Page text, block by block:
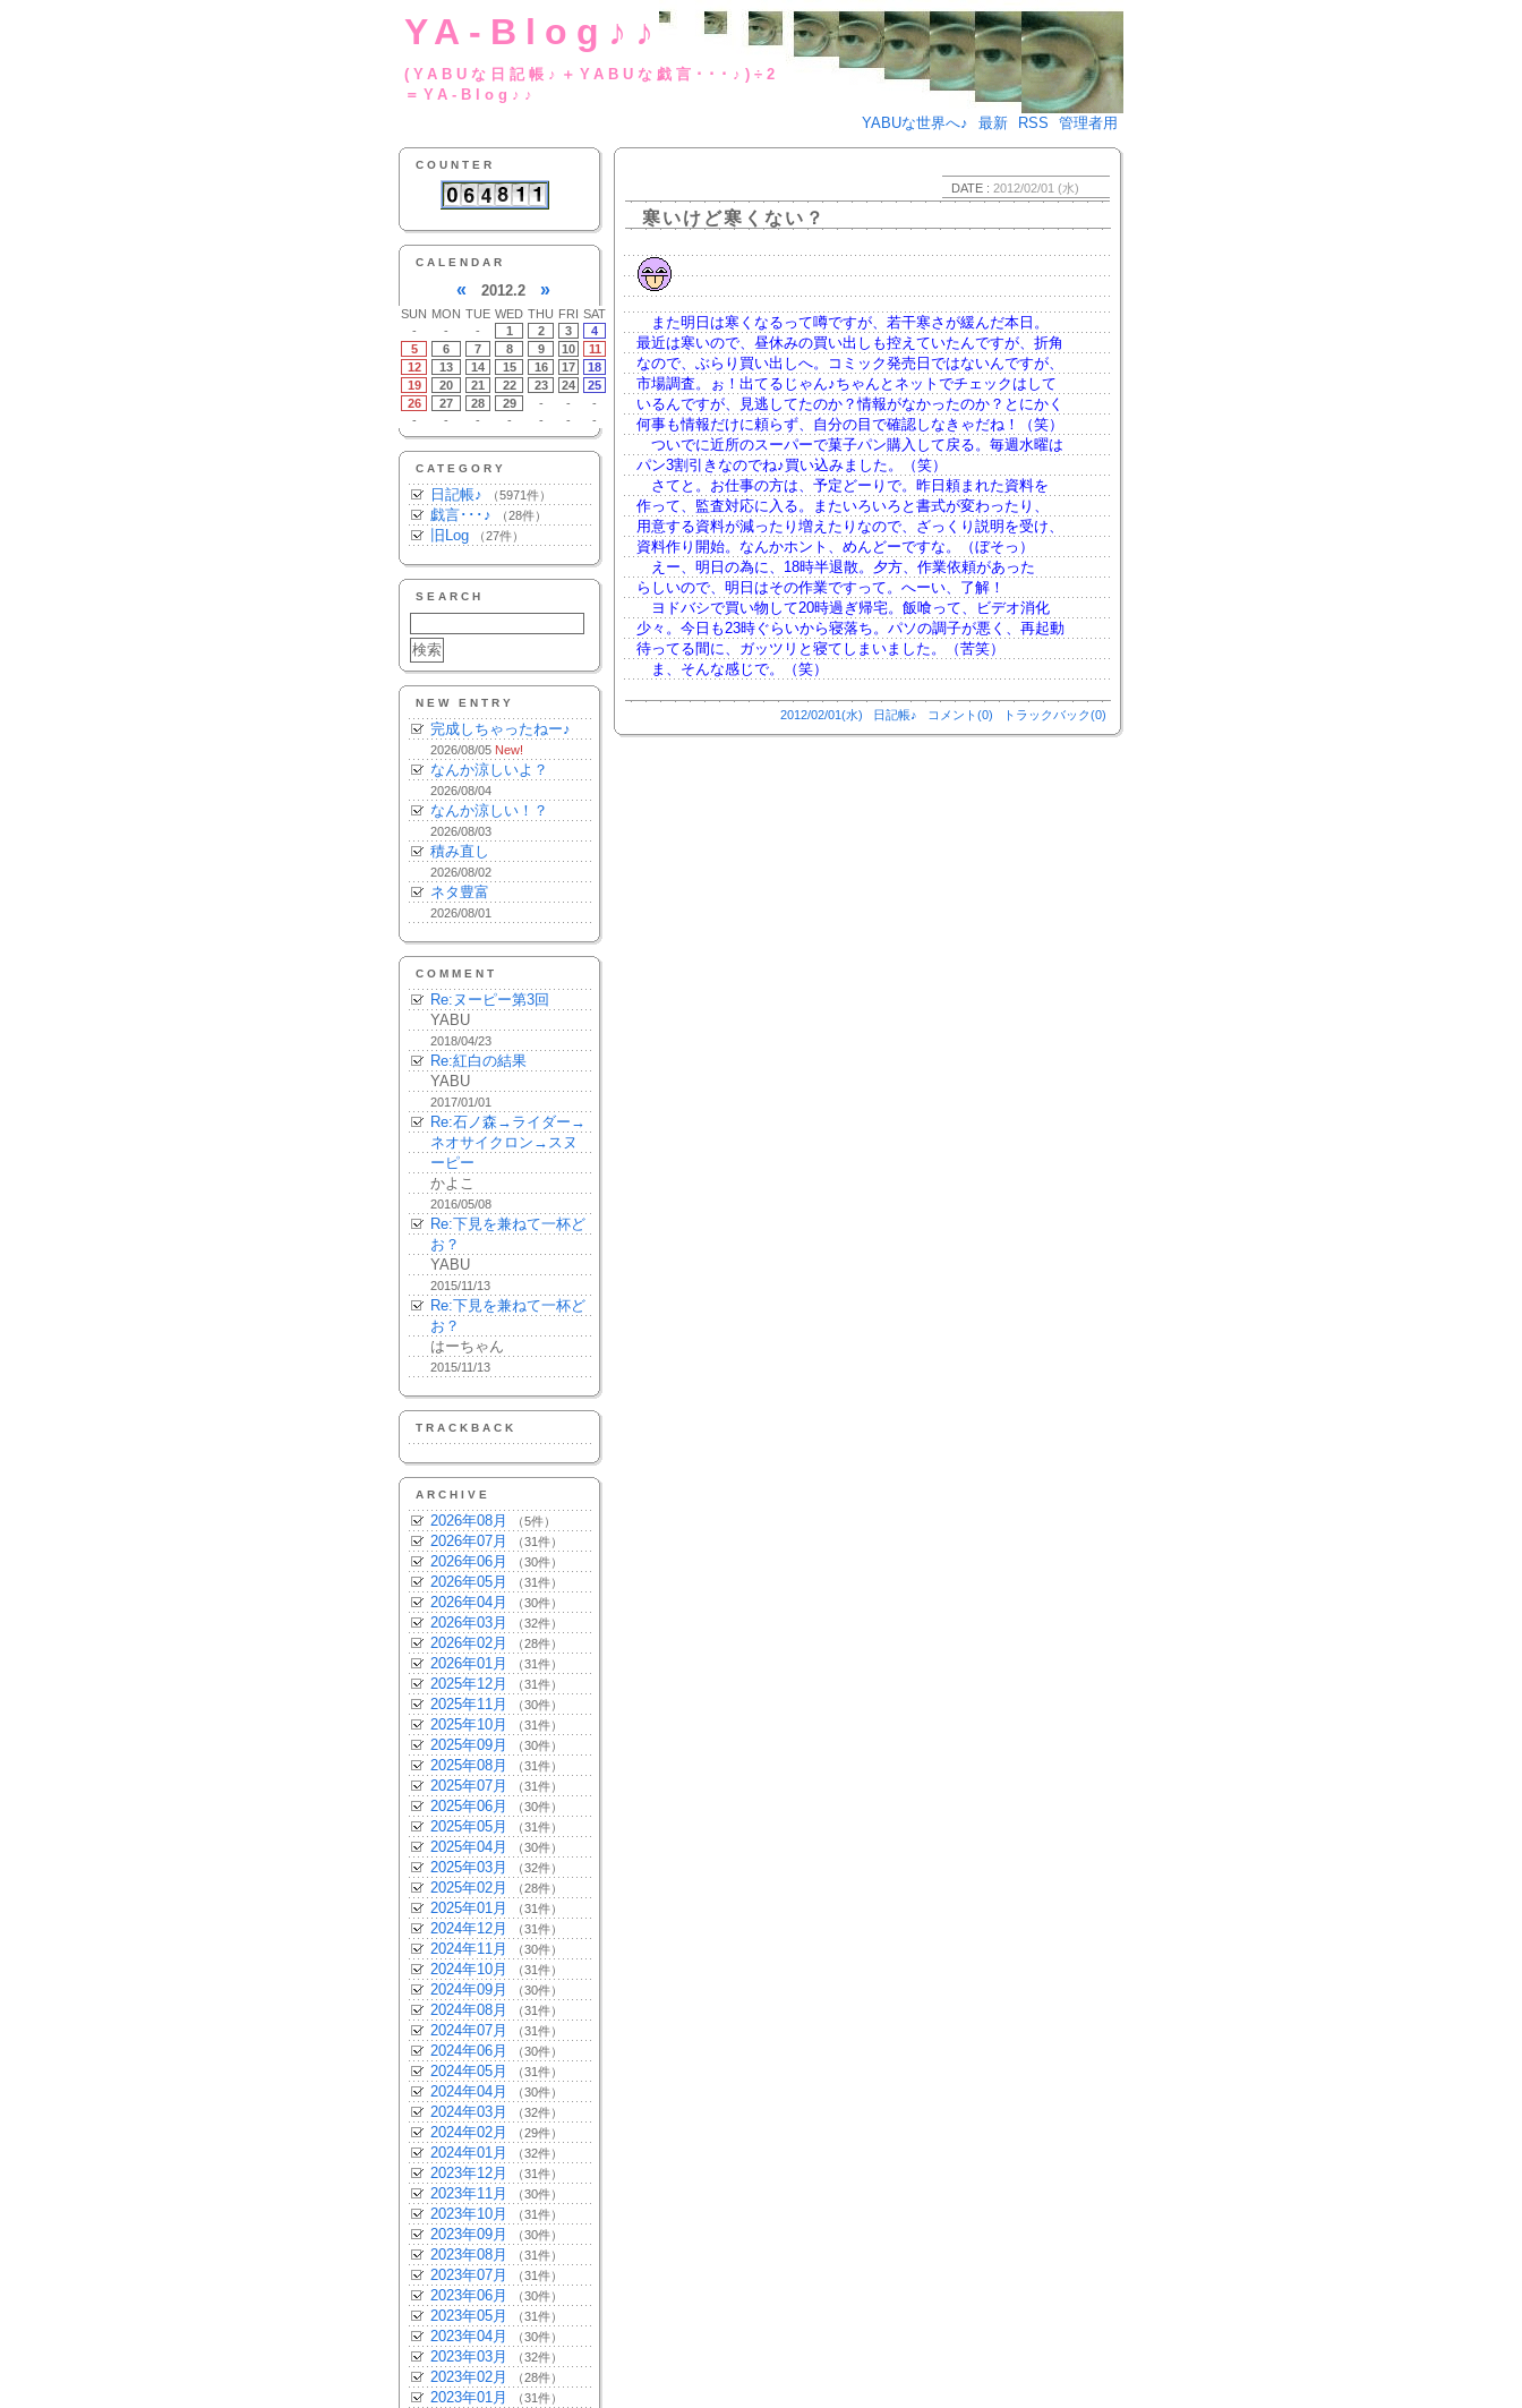
YA-Blog♪♪
(YABUな日記帳♪＋YABUな戯言･･･♪)÷2
＝YA-Blog♪♪
YABUな世界へ♪
最新 RSS 管理者用
COUNTER
CALENDAR
« 2012.2 »
SUN MON TUE WED THU FRI SAT
-
- - 1 2 3
4
5
6 7 8 9 10
11
12
13 14 15 16 17
18
19
20 21 22 23 24
25
26
27 28 29 - -
-
-
- - - - - -
CATEGORY
日記帳♪ （5971件）
戯言･･･♪ （28件）
旧Log （27件）
SEARCH
NEW ENTRY
完成しちゃったねー♪
2026/08/05 New!
なんか涼しいよ？
2026/08/04
なんか涼しい！？
2026/08/03
積み直し
2026/08/02
ネタ豊富
2026/08/01
COMMENT
Re:ヌーピー第3回
YABU
2018/04/23
Re:紅白の結果
YABU
2017/01/01
Re:石ノ森→ライダー→
ネオサイクロン→スヌ
ーピー
かよこ
2016/05/08
Re:下見を兼ねて一杯ど
お？
YABU
2015/11/13
Re:下見を兼ねて一杯ど
お？
はーちゃん
2015/11/13
TRACKBACK
ARCHIVE
2026年08月 （5件）
2026年07月 （31件）
2026年06月 （30件）
2026年05月 （31件）
2026年04月 （30件）
2026年03月 （32件）
2026年02月 （28件）
2026年01月 （31件）
2025年12月 （31件）
2025年11月 （30件）
2025年10月 （31件）
2025年09月 （30件）
2025年08月 （31件）
2025年07月 （31件）
2025年06月 （30件）
2025年05月 （31件）
2025年04月 （30件）
2025年03月 （32件）
2025年02月 （28件）
2025年01月 （31件）
2024年12月 （31件）
2024年11月 （30件）
2024年10月 （31件）
2024年09月 （30件）
2024年08月 （31件）
2024年07月 （31件）
2024年06月 （30件）
2024年05月 （31件）
2024年04月 （30件）
2024年03月 （32件）
2024年02月 （29件）
2024年01月 （32件）
2023年12月 （31件）
2023年11月 （30件）
2023年10月 （31件）
2023年09月 （30件）
2023年08月 （31件）
2023年07月 （31件）
2023年06月 （30件）
2023年05月 （31件）
2023年04月 （30件）
2023年03月 （32件）
2023年02月 （28件）
2023年01月 （31件）
DATE : 2012/02/01 (水)
寒いけど寒くない？
また明日は寒くなるって噂ですが、若干寒さが緩んだ本日。
最近は寒いので、昼休みの買い出しも控えていたんですが、折角
なので、ぶらり買い出しへ。コミック発売日ではないんですが、
市場調査。ぉ！出てるじゃん♪ちゃんとネットでチェックはして
いるんですが、見逃してたのか？情報がなかったのか？とにかく
何事も情報だけに頼らず、自分の目で確認しなきゃだね！（笑）
ついでに近所のスーパーで菓子パン購入して戻る。毎週水曜は
パン3割引きなのでね♪買い込みました。（笑）
さてと。お仕事の方は、予定どーりで。昨日頼まれた資料を
作って、監査対応に入る。またいろいろと書式が変わったり、
用意する資料が減ったり増えたりなので、ざっくり説明を受け、
資料作り開始。なんかホント、めんどーですな。（ぼそっ）
えー、明日の為に、18時半退散。夕方、作業依頼があった
らしいので、明日はその作業ですって。へーい、了解！
ヨドバシで買い物して20時過ぎ帰宅。飯喰って、ビデオ消化
少々。今日も23時ぐらいから寝落ち。パソの調子が悪く、再起動
待ってる間に、ガッツリと寝てしまいました。（苦笑）
ま、そんな感じで。（笑）
2012/02/01(水) 日記帳♪ コメント(0) トラックバック(0)